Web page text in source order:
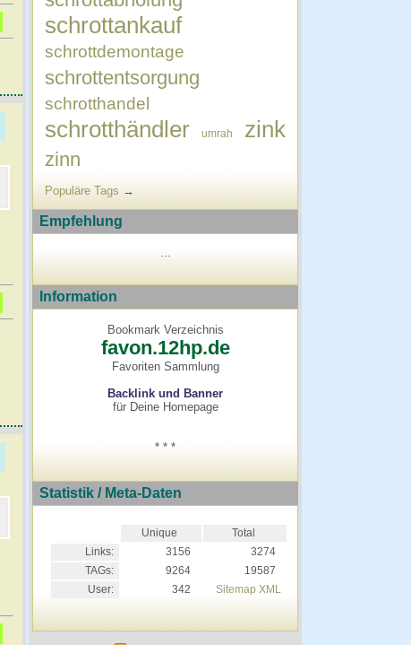
schrottankauf
schrottdemontage
schrottentsorgung
schrotthandel
schrotthändler umrah zink
zinn
Populäre Tags →
Empfehlung
Information
Bookmark Verzeichnis
favon.12hp.de
Favoriten Sammlung
Backlink und Banner
für Deine Homepage
* * *
Statistik / Meta-Daten
Unique
Total
Links:
3156
3274
TAGs:
9264
19587
User:
342 Sitemap XML